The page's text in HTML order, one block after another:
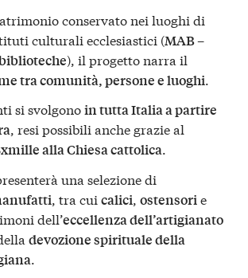
conservato nei luoghi di
culturali ecclesiastici (MAB –
), il progetto narra il
tra comunità, persone e luoghi.
si svolgonoin tutta Italia a partire
, resi possibili anche grazie al
alla Chiesa cattolica.
una selezione di
, tra cui calici, ostensorie
dell’eccellenza dell’artigianato
devozione spirituale della
.